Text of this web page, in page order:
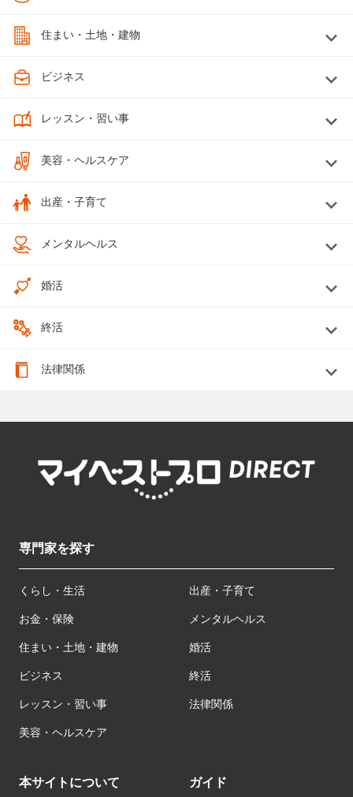
住まい・土地・建物
ビジネス
レッスン・習い事
美容・ヘルスケア
出産・子育て
メンタルヘルス
婚活
終活
法律関係
専門家を探す
くらし・生活
お金・保険
住まい・土地・建物
ビジネス
レッスン・習い事
美容・ヘルスケア
出産・子育て
メンタルヘルス
婚活
終活
法律関係
本サイトについて ガイド